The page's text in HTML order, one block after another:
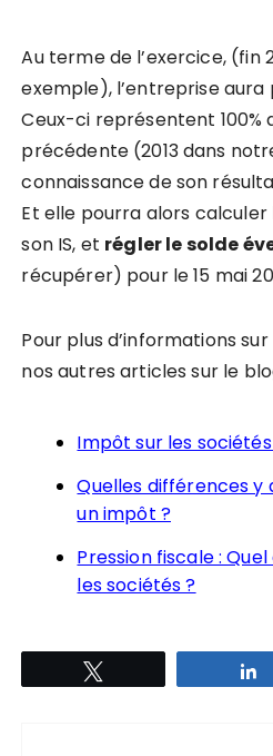
Au terme de l’exercice, (fin
exemple), l’entreprise aura
Ceux-ci représentent 100%
précédente (2013 dans
connaissance de son
Et elle pourra alors
son IS, et régler le solde
récupérer) pour le 15 mai
Pour plus d’informations
nos autres articles sur le
Impôt sur les
Quelles différences
un impôt ?
Pression fiscale :
les sociétés ?